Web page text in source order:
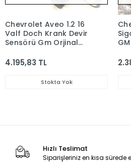
Chevrolet Aveo 1.2 16
Valf Doch Krank Devir
Sensörü Gm Orjinal
4.195,83 TL
Stokta Yok
Hızlı Teslimat
Siparişleriniz en kısa sürede